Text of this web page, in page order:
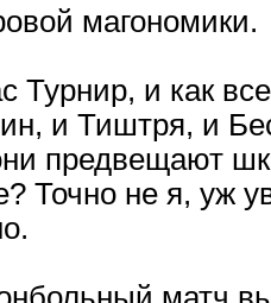
магономики.
Турнир, и как
и Тиштря, и
предвещают
Точно не я, уж